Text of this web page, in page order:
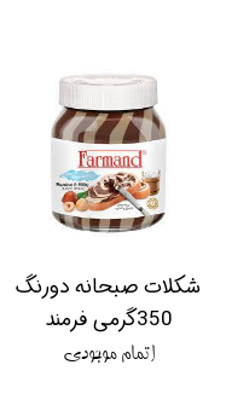
شکلات صبحانه دورنگ
350گرمی فرمند
اتمام موجودی